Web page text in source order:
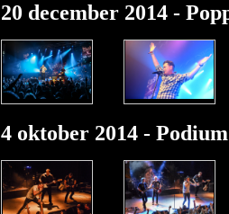
20 december 2014 -
4 oktober 2014 -